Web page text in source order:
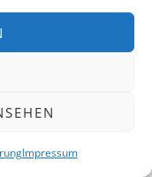
Impressum